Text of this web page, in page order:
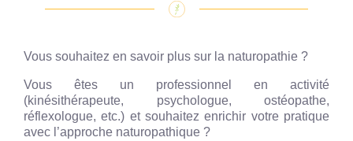
Vous souhaitez en savoir plus sur la naturopathie ?
Vous êtes un professionnel en activité
(kinésithérapeute, psychologue, ostéopathe,
réflexologue, etc.) et souhaitez enrichir votre pratique
avec l’approche naturopathique ?